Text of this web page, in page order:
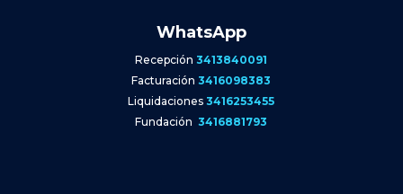
WhatsApp
Recepción3413840091
Facturación3416098383
Liquidaciones3416253455
Fundación3416881793